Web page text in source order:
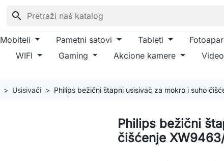
search
Mobiteli Pametni satovi Tableti
WIFI Gaming Akcione kamere
Usisivači Philips bežični štapni usisivač za mokro i suho
Philips bežični
čišćenje XW9463/